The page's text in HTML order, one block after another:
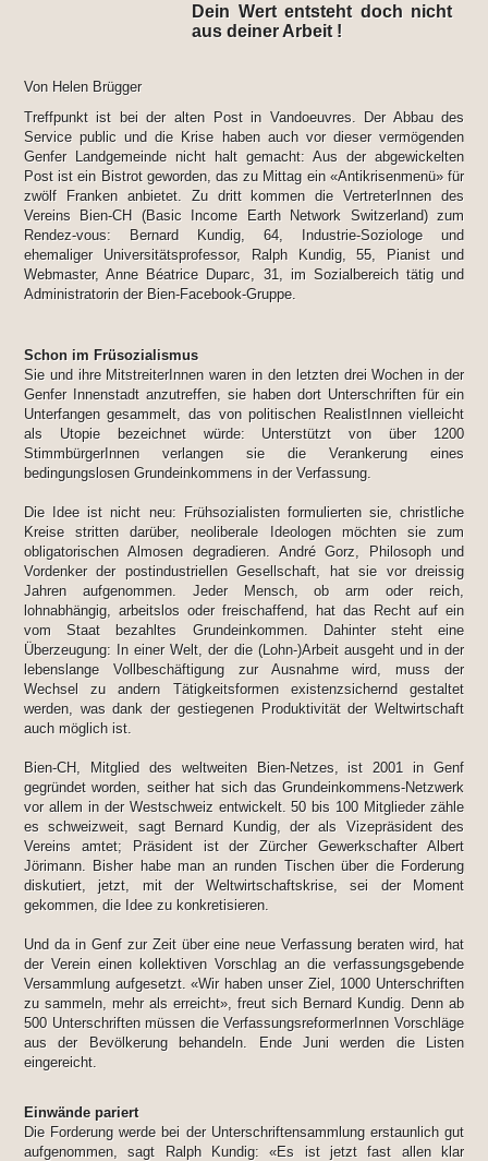
Dein Wert entsteht doch nicht
aus deiner Arbeit !
Von Helen Brügger
Treffpunkt ist bei der alten Post in Vandoeuvres. Der Abbau des
Service public und die Krise haben auch vor dieser vermögenden
Genfer Landgemeinde nicht halt gemacht: Aus der abgewickelten
Post ist ein Bistrot geworden, das zu Mittag ein «Antikrisenmenü» für
zwölf Franken anbietet. Zu dritt kommen die VertreterInnen des
Vereins Bien-CH (Basic Income Earth Network Switzerland) zum
Rendez-vous: Bernard Kundig, 64, Industrie-Soziologe und
ehemaliger Universitätsprofessor, Ralph Kundig, 55, Pianist und
Webmaster, Anne Béatrice Duparc, 31, im Sozialbereich tätig und
Administratorin der Bien-Facebook-Gruppe.
Schon im Früsozialismus
Sie und ihre MitstreiterInnen waren in den letzten drei Wochen in der
Genfer Innenstadt anzutreffen, sie haben dort Unterschriften für ein
Unterfangen gesammelt, das von politischen RealistInnen vielleicht
als Utopie bezeichnet würde: Unterstützt von über 1200
StimmbürgerInnen verlangen sie die Verankerung eines
bedingungslosen Grundeinkommens in der Verfassung.
Die Idee ist nicht neu: Frühsozialisten formulierten sie, christliche
Kreise stritten darüber, neoliberale Ideologen möchten sie zum
obligatorischen Almosen degradieren. André Gorz, Philosoph und
Vordenker der postindustriellen Gesellschaft, hat sie vor dreissig
Jahren aufgenommen. Jeder Mensch, ob arm oder reich,
lohnabhängig, arbeitslos oder freischaffend, hat das Recht auf ein
vom Staat bezahltes Grundeinkommen. Dahinter steht eine
Überzeugung: In einer Welt, der die (Lohn-)Arbeit ausgeht und in der
lebenslange Vollbeschäftigung zur Ausnahme wird, muss der
Wechsel zu andern Tätigkeitsformen existenzsichernd gestaltet
werden, was dank der gestiegenen Produktivität der Weltwirtschaft
auch möglich ist.
Bien-CH, Mitglied des weltweiten Bien-Netzes, ist 2001 in Genf
gegründet worden, seither hat sich das Grundeinkommens-Netzwerk
vor allem in der Westschweiz entwickelt. 50 bis 100 Mitglieder zähle
es schweizweit, sagt Bernard Kundig, der als Vizepräsident des
Vereins amtet; Präsident ist der Zürcher Gewerkschafter Albert
Jörimann. Bisher habe man an runden Tischen über die Forderung
diskutiert, jetzt, mit der Weltwirtschaftskrise, sei der Moment
gekommen, die Idee zu konkretisieren.
Und da in Genf zur Zeit über eine neue Verfassung beraten wird, hat
der Verein einen kollektiven Vorschlag an die verfassungsgebende
Versammlung aufgesetzt. «Wir haben unser Ziel, 1000 Unterschriften
zu sammeln, mehr als erreicht», freut sich Bernard Kundig. Denn ab
500 Unterschriften müssen die VerfassungsreformerInnen Vorschläge
aus der Bevölkerung behandeln. Ende Juni werden die Listen
eingereicht.
Einwände pariert
Die Forderung werde bei der Unterschriftensammlung erstaunlich gut
aufgenommen, sagt Ralph Kundig: «Es ist jetzt fast allen klar